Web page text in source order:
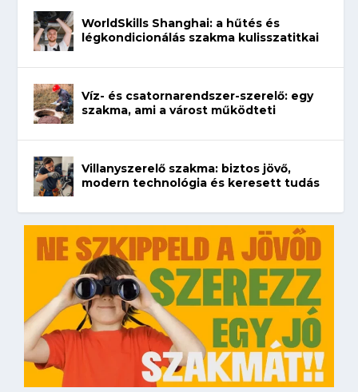
WorldSkills Shanghai: a hűtés és
légkondicionálás szakma kulisszatitkai
Víz- és csatornarendszer-szerelő: egy
szakma, ami a várost működteti
Villanyszerelő szakma: biztos jövő,
modern technológia és keresett tudás